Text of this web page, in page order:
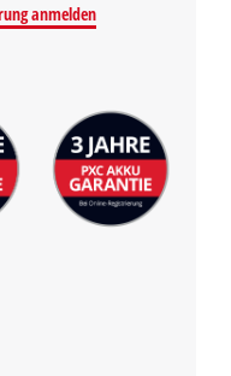
anmelden